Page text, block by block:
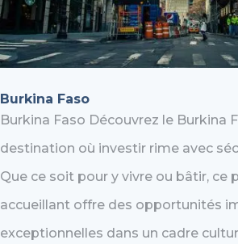
Burkina Faso
Burkina Faso Découvrez le Burkina
destination où investir rime avec
Que ce soit pour y vivre ou bâtir, ce
accueillant offre des opportunités
exceptionnelles dans un cadre